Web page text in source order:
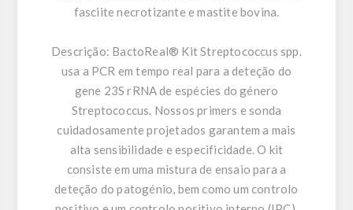
fasciite necrotizante e mastite bovina.
Descrição: BactoReal® Kit Streptococcus spp.
usa a PCR em tempo real para a deteção do
gene 23S rRNA de espécies do género
Streptococcus. Nossos primers e sonda
cuidadosamente projetados garantem a mais
alta sensibilidade e especificidade. O kit
consiste em uma mistura de ensaio para a
deteção do patogénio, bem como um controlo